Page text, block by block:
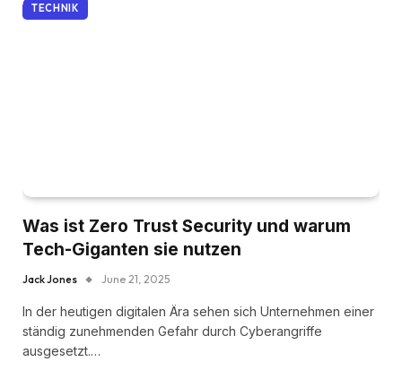
TECHNIK
Was ist Zero Trust Security und warum
Tech-Giganten sie nutzen
Jack Jones June 21, 2025
In der heutigen digitalen Ära sehen sich Unternehmen einer
ständig zunehmenden Gefahr durch Cyberangriffe
ausgesetzt.…